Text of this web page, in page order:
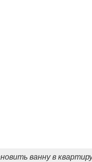
ванну в